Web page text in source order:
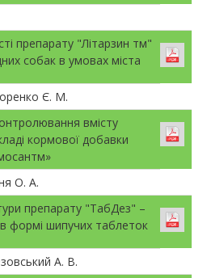
препарату "Літарзин тм"
собак в умовах міста
Є. М.
вмісту
кормової добавки
О. А.
препарату "ТабДез" –
формі шипучих таблеток
А. В.